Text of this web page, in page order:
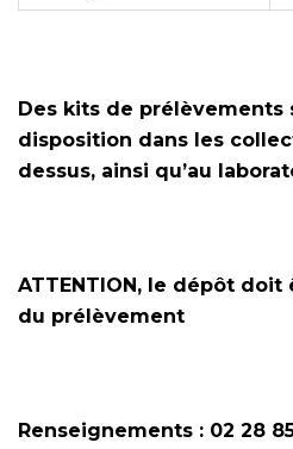
Des kits de prélèvements
disposition dans les
dessus, ainsi qu’au
ATTENTION, le dépôt
du prélèvement
Renseignements : 02 28